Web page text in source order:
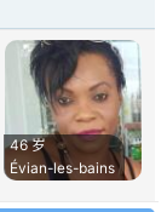
46 岁
Évian-les-bains